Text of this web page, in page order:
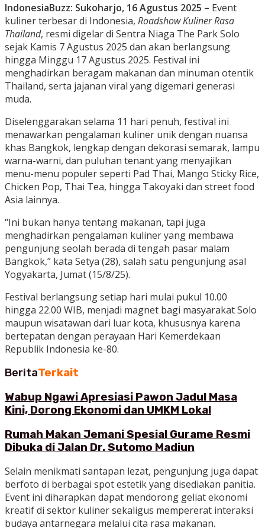
IndonesiaBuzz: Sukoharjo, 16 Agustus 2025 – Event
kuliner terbesar di Indonesia, Roadshow Kuliner Rasa
Thailand, resmi digelar di Sentra Niaga The Park Solo
sejak Kamis 7 Agustus 2025 dan akan berlangsung
hingga Minggu 17 Agustus 2025. Festival ini
menghadirkan beragam makanan dan minuman otentik
Thailand, serta jajanan viral yang digemari generasi
muda.
Diselenggarakan selama 11 hari penuh, festival ini
menawarkan pengalaman kuliner unik dengan nuansa
khas Bangkok, lengkap dengan dekorasi semarak, lampu
warna-warni, dan puluhan tenant yang menyajikan
menu-menu populer seperti Pad Thai, Mango Sticky Rice,
Chicken Pop, Thai Tea, hingga Takoyaki dan street food
Asia lainnya.
“Ini bukan hanya tentang makanan, tapi juga
menghadirkan pengalaman kuliner yang membawa
pengunjung seolah berada di tengah pasar malam
Bangkok,” kata Setya (28), salah satu pengunjung asal
Yogyakarta, Jumat (15/8/25).
Festival berlangsung setiap hari mulai pukul 10.00
hingga 22.00 WIB, menjadi magnet bagi masyarakat Solo
maupun wisatawan dari luar kota, khususnya karena
bertepatan dengan perayaan Hari Kemerdekaan
Republik Indonesia ke-80.
BeritaTerkait
Wabup Ngawi Apresiasi Pawon Jadul Masa
Kini, Dorong Ekonomi dan UMKM Lokal
Rumah Makan Jemani Spesial Gurame Resmi
Dibuka di Jalan Dr. Sutomo Madiun
Selain menikmati santapan lezat, pengunjung juga dapat
berfoto di berbagai spot estetik yang disediakan panitia.
Event ini diharapkan dapat mendorong geliat ekonomi
kreatif di sektor kuliner sekaligus mempererat interaksi
budaya antarnegara melalui cita rasa makanan.